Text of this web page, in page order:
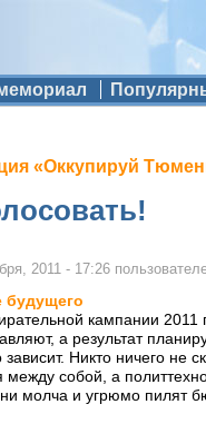
«Оккупируй
2011 - 17:26
будущего
кампании 2011
а результат
зависит. Никто ничего не
собой, а
молча и угрюмо пилят